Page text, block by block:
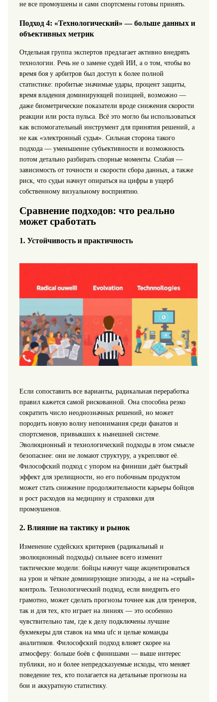
не все промоушены и сами спортсмены готовы принять.
Подход 4: «Технологический» — больше данных и
объективных метрик
Отдельная группа экспертов предлагает активно внедрять
технологии. Речь не о замене судей ИИ, а о том, чтобы во
время боя у арбитров был доступ к более полной
статистике: пробитые значимые удары, процент защиты,
время владения доминирующей позицией, возможно —
даже биометрические показатели вроде снижения скорости
реакции или роста пульса. Всё это могло бы использоваться
как вспомогательный инструмент для принятия решений, а
не как «электронный судья». Сильная сторона такого
подхода — уменьшение субъективности и возможность
потом детально разбирать спорные моменты. Слабая —
зависимость от точности и скорости сбора данных, а также
риск, что судьи начнут опираться на цифры в ущерб
собственному визуальному восприятию.
Сравнение подходов: что реально
может сработать
1. Устойчивость и практичность
Если сопоставить все варианты, радикальная переработка
правил кажется самой рискованной. Она способна резко
сократить число неоднозначных решений, но может
породить новую волну непонимания среди фанатов и
спортсменов, привыкших к нынешней системе.
Эволюционный и технологический подходы в этом смысле
безопаснее: они не ломают структуру, а укрепляют её.
Философский подход с упором на финиши даёт быстрый
эффект для зрелищности, но его побочным продуктом
может стать снижение продолжительности карьеры бойцов
и рост расходов на медицину и страховки для
промоушенов.
2. Влияние на тактику и рынок
Изменение судейских критериев (радикальный и
эволюционный подходы) сильнее всего изменит
тактические модели: бойцы начнут чаще акцентироваться
на урон и чёткие доминирующие эпизоды, а не на «серый»
контроль. Технологический подход, если внедрить его
грамотно, может сделать прогнозы точнее как для тренеров,
так и для тех, кто играет на линиях — это особенно
чувствительно там, где к делу подключены лучшие
букмекеры для ставок на мма ufc и целые команды
аналитиков. Философский подход влияет скорее на
атмосферу: больше боёв с финишами — выше интерес
публики, но и более непредсказуемые исходы, что меняет
поведение тех, кто полагается на детальные прогнозы на
бои и аккуратную статистику.